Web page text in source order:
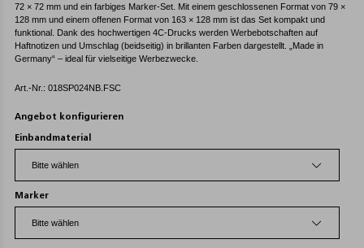
72 × 72 mm und ein farbiges Marker-Set. Mit einem geschlossenen Format von 79 ×
128 mm und einem offenen Format von 163 × 128 mm ist das Set kompakt und
funktional. Dank des hochwertigen 4C-Drucks werden Werbebotschaften auf
Haftnotizen und Umschlag (beidseitig) in brillanten Farben dargestellt. „Made in
Germany“ – ideal für vielseitige Werbezwecke.
Art.-Nr.: 018SP024NB.FSC
Angebot konfigurieren
Einbandmaterial
Marker